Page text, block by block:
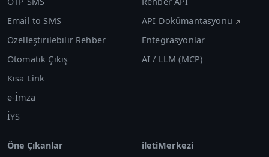
Email to SMS
Özelleştirilebilir Rehber
Otomatik Çıkış
Kısa Link
e-İmza
İYS
API Dokümantasyonu
Entegrasyonlar
AI / LLM (MCP)
Öne Çıkanlar iletiMerkezi